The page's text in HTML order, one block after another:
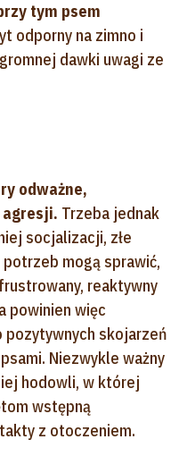
tym psem
odporny na zimno i
dawki uwagi ze
odważne,
Trzeba jednak
socjalizacji, złe
mogą sprawić,
reaktywny
powinien więc
pozytywnych skojarzeń
Niezwykle ważny
hodowli, w której
wstępną
z otoczeniem.